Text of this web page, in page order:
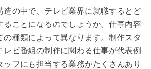
造の中で、テレビ業界に就職するとど
ることになるのでしょうか。仕事内容
の種類によって異なります。制作スタ
レビ番組の制作に関わる仕事が代表例
ッフにも担当する業務がたくさんあり